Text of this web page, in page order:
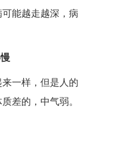
能越走越深，病
一样，但是人的
差的，中气弱。